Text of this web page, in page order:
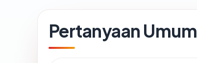
Pertanyaan Umum